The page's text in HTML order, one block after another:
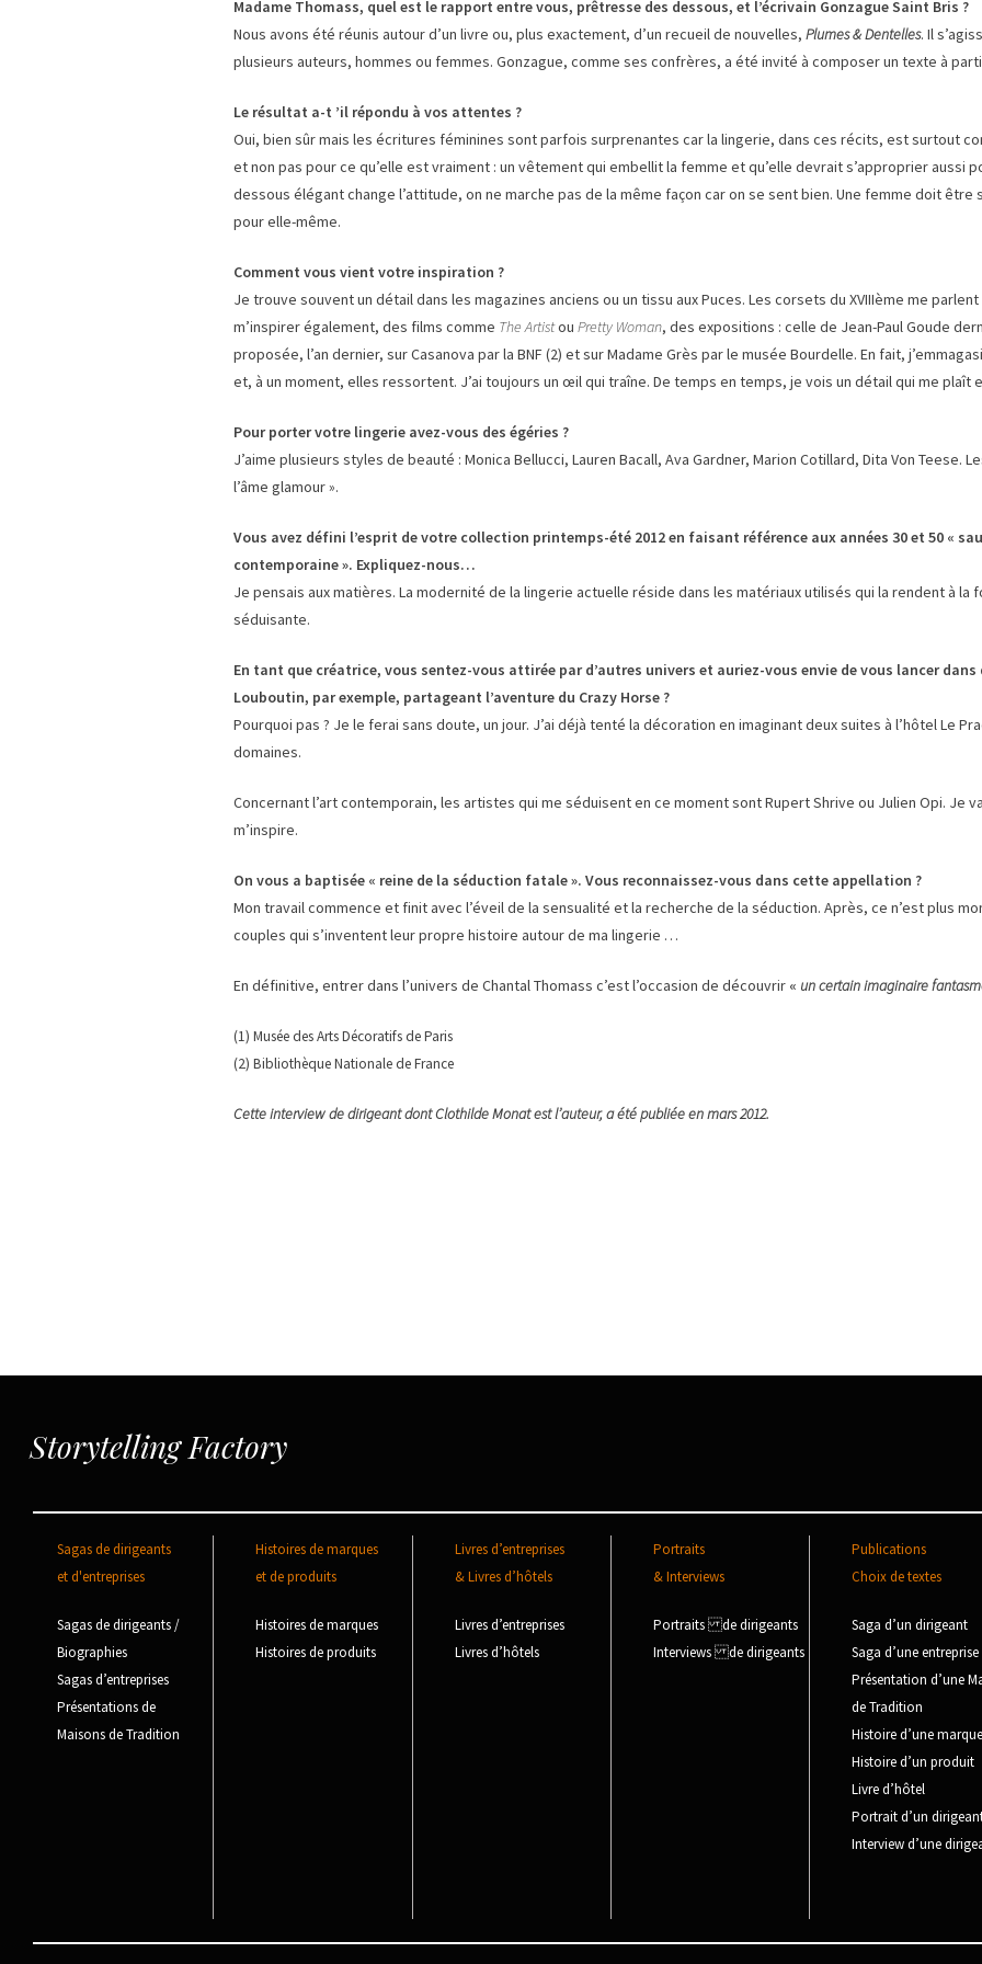
Madame Thomass, quel est le rapport entre vous, prêtresse des dessous, et l’écrivain Gonzague Saint Bris ?
Nous avons été réunis autour d’un livre ou, plus exactement, d’un recueil de nouvelles,Plumes & Dentelles. Il
plusieurs auteurs, hommes ou femmes. Gonzague, comme ses confrères, a été invité à composer un texte à
Le résultat a-t ’il répondu à vos attentes ?
Oui, bien sûr mais les écritures féminines sont parfois surprenantes car la lingerie, dans ces récits, est surtout
et non pas pour ce qu’elle est vraiment : un vêtement qui embellit la femme et qu’elle devrait s’approprier aussi
dessous élégant change l’attitude, on ne marche pas de la même façon car on se sent bien. Une femme doit
pour elle-même.
Comment vous vient votre inspiration ?
Je trouve souvent un détail dans les magazines anciens ou un tissu aux Puces. Les corsets du XVIIIème me
m’inspirer également, des films comme The ArtistouPretty Woman, des expositions : celle de Jean-Paul Goude
proposée, l’an dernier, sur Casanova par la BNF (2) et sur Madame Grès par le musée Bourdelle. En fait,
et, à un moment, elles ressortent. J’ai toujours un œil qui traîne. De temps en temps, je vois un détail qui me
Pour porter votre lingerie avez-vous des égéries ?
J’aime plusieurs styles de beauté : Monica Bellucci, Lauren Bacall, Ava Gardner, Marion Cotillard, Dita Von Teese.
l’âme glamour ».
Vous avez défini l’esprit de votre collection printemps-été 2012 en faisant référence aux années 30 et 50 «
contemporaine ». Expliquez-nous…
Je pensais aux matières. La modernité de la lingerie actuelle réside dans les matériaux utilisés qui la rendent à
séduisante.
En tant que créatrice, vous sentez-vous attirée par d’autres univers et auriez-vous envie de vous lancer
Louboutin, par exemple, partageant l’aventure du Crazy Horse ?
Pourquoi pas ? Je le ferai sans doute, un jour. J’ai déjà tenté la décoration en imaginant deux suites à l’hôtel Le
domaines.
Concernant l’art contemporain, les artistes qui me séduisent en ce moment sont Rupert Shrive ou Julien Opi. Je
m’inspire.
On vous a baptisée « reine de la séduction fatale ». Vous reconnaissez-vous dans cette appellation ?
Mon travail commence et finit avec l’éveil de la sensualité et la recherche de la séduction. Après, ce n’est plus
couples qui s’inventent leur propre histoire autour de ma lingerie …
En définitive, entrer dans l’univers de Chantal Thomass c’est l’occasion de découvrir « un certain imaginaire
(1) Musée des Arts Décoratifs de Paris
(2) Bibliothèque Nationale de France
Cette interview de dirigeant dont Clothilde Monat est l’auteur, a été publiée en mars 2012.
Storytelling Factory
Sagas de dirigeants
et d'entreprises
Sagas de dirigeants /
Biographies
Sagas d’entreprises
Présentations de
Maisons de Tradition
Histoires de marques
et de produits
Histoires de marques
Histoires de produits
Livres d’entreprises
& Livres d’hôtels
Livres d’entreprises
Livres d’hôtels
Portraits
& Interviews
Portraits de dirigeants
Interviews de dirigeants
Publications
Choix de textes
Saga d’un dirigeant
Saga d’une entreprise
Présentation d’une
de Tradition
Histoire d’une marque
Histoire d’un produit
Livre d’hôtel
Portrait d’un
Interview d’une